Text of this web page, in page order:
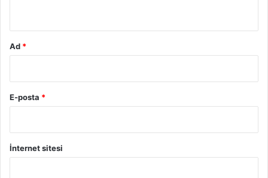
l
l
t
p
ı
R
Ad *
E-posta *
İnternet sitesi